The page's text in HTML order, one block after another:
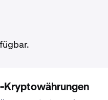
Kryptowährungen